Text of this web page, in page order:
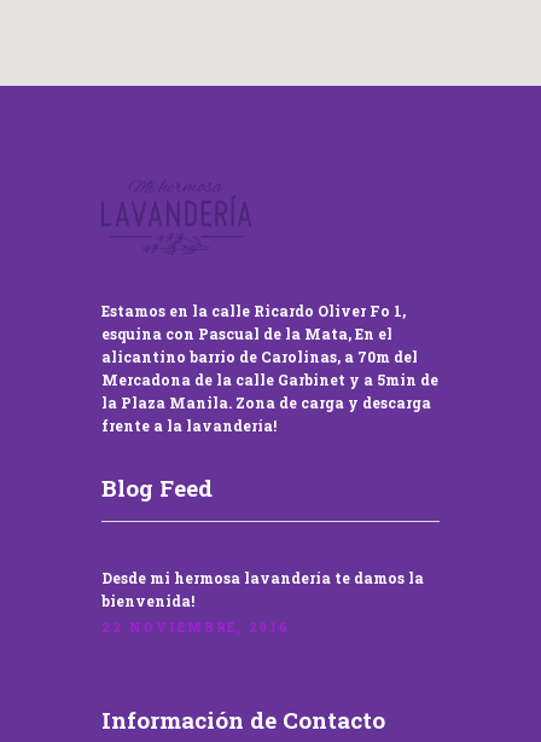
Estamos en la calle Ricardo Oliver Fo 1,
esquina con Pascual de la Mata, En el
alicantino barrio de Carolinas, a 70m del
Mercadona de la calle Garbinet y a 5min de
la Plaza Manila. Zona de carga y descarga
frente a la lavandería!
Blog Feed
Desde mi hermosa lavandería te damos la
bienvenida!
22 NOVIEMBRE, 2016
Información de Contacto